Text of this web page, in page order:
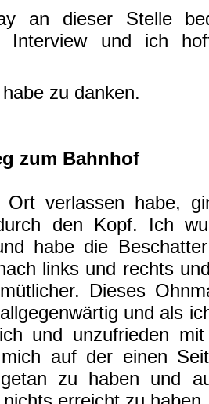
an dieser Stelle
Interview und ich
zu danken.
zum Bahnhof
verlassen habe,
den Kopf. Ich
habe die
links und rechts
Dieses
und als
und unzufrieden
auf der einen
getan zu haben und